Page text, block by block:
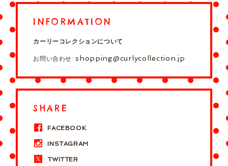
INFORMATION
カーリーコレクションについて
お問い合わせ:shopping@curlycollection.jp
SHARE
FACEBOOK
INSTAGRAM
TWITTER